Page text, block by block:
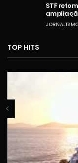
STF
TOP HITS